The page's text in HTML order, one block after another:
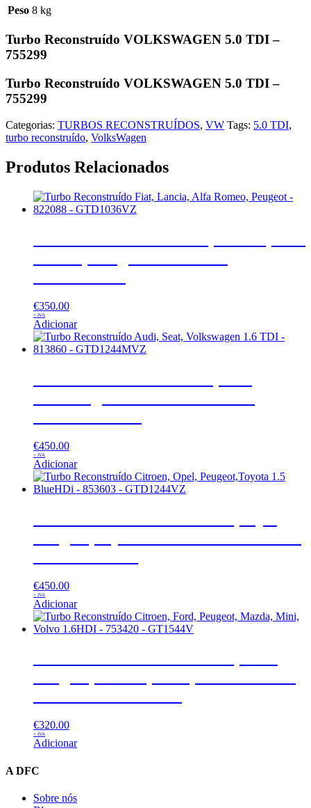
Peso 8 kg
Turbo Reconstruído VOLKSWAGEN 5.0 TDI –
755299
Turbo Reconstruído VOLKSWAGEN 5.0 TDI –
755299
Categorias: TURBOS RECONSTRUÍDOS, VW Tags: 5.0 TDI,
turbo reconstruído, VolksWagen
Produtos Relacionados
€350.00
+ IVA
Adicionar
€450.00
+ IVA
Adicionar
€450.00
+ IVA
Adicionar
€320.00
+ IVA
Adicionar
A DFC
Sobre nós